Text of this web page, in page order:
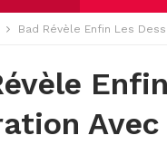
Bad Révèle Enfin Les